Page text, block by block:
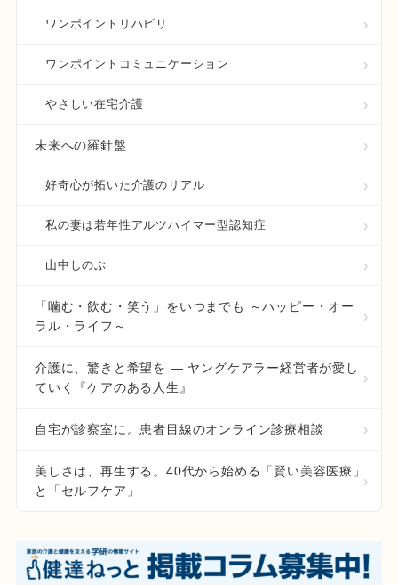
ワンポイントリハビリ
ワンポイントコミュニケーション
やさしい在宅介護
未来への羅針盤
好奇心が拓いた介護のリアル
私の妻は若年性アルツハイマー型認知症
山中しのぶ
「噛む・飲む・笑う」をいつまでも ～ハッピー・オー
ラル・ライフ～
介護に、驚きと希望を ― ヤングケアラー経営者が愛し
ていく『ケアのある人生』
自宅が診察室に。患者目線のオンライン診療相談
美しさは、再生する。40代から始める「賢い美容医療」
と「セルフケア」